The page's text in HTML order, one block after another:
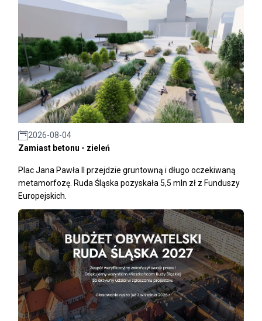
2026-08-04
Zamiast betonu - zieleń
Plac Jana Pawła II przejdzie gruntowną i długo oczekiwaną
metamorfozę. Ruda Śląska pozyskała 5,5 mln zł z Funduszy
Europejskich.